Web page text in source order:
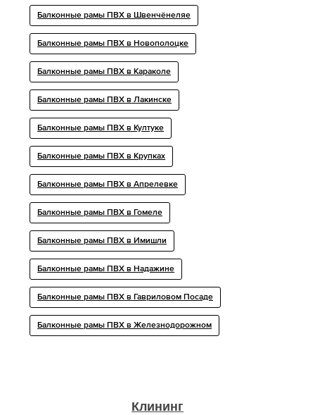
Балконные рамы ПВХ в Швенчёнеляе
Балконные рамы ПВХ в Новополоцке
Балконные рамы ПВХ в Караколе
Балконные рамы ПВХ в Лакинске
Балконные рамы ПВХ в Култуке
Балконные рамы ПВХ в Крупках
Балконные рамы ПВХ в Апрелевке
Балконные рамы ПВХ в Гомеле
Балконные рамы ПВХ в Имишли
Балконные рамы ПВХ в Надажине
Балконные рамы ПВХ в Гавриловом Посаде
Балконные рамы ПВХ в Железнодорожном
Клининг